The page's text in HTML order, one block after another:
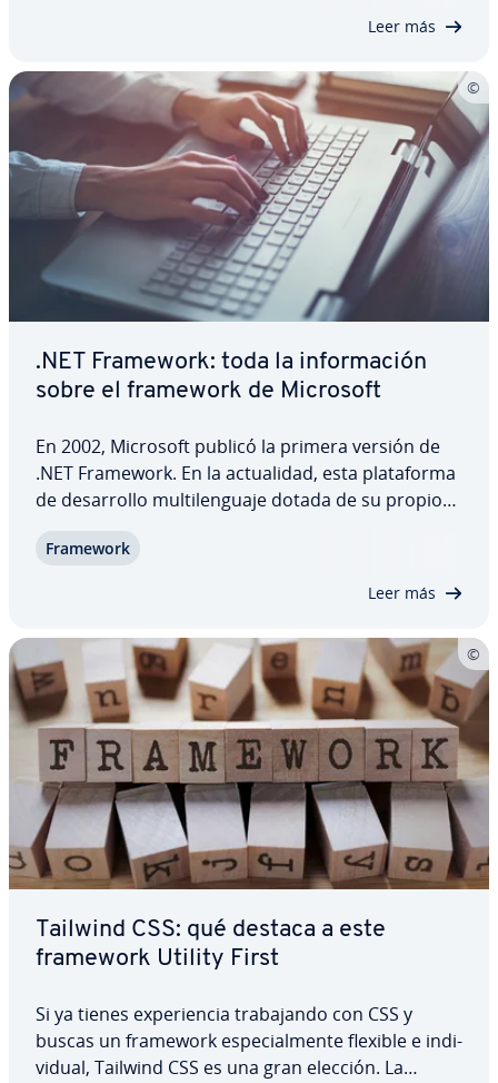
Leer más
.NET Framework: toda la in­fo­r­ma­ción
sobre el framework de Microsoft
En 2002, Microsoft publicó la primera versión de
.NET Framework. En la ac­tua­li­dad, esta pla­ta­fo­r­ma
de de­sa­rro­llo mu­l­ti­le­n­gua­je dotada de su propio
como una parte integral de Windows. ¿Qué es
Framework
Leer más
Tailwind CSS: qué destaca a este
framework Utility First
Si ya tienes ex­pe­rie­n­cia tra­ba­ja­n­do con CSS y
buscas un framework es­pe­cia­l­me­n­te flexible e in­di­
vi­dual, Tailwind CSS es una gran elección. La